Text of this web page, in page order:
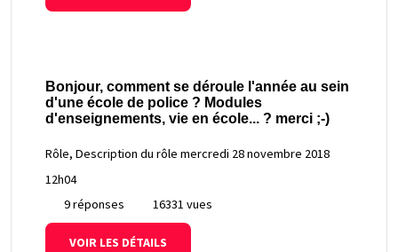
Bonjour, comment se déroule l'année au sein
d'une école de police ? Modules
d'enseignements, vie en école... ? merci ;-)
Rôle, Description du rôle mercredi 28 novembre 2018
12h04
9 réponses
16331 vues
VOIR LES DÉTAILS